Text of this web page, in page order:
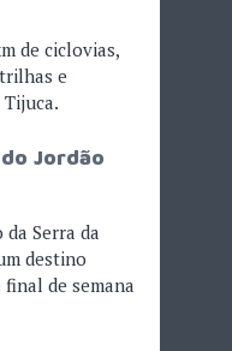
de ciclovias,
e
Jordão
da Serra da
destino
de semana